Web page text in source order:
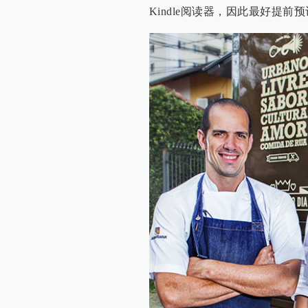
Kindle阅读器，因此最好提前预